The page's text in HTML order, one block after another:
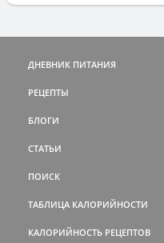
ДНЕВНИК ПИТАНИЯ
РЕЦЕПТЫ
БЛОГИ
СТАТЬИ
ПОИСК
ТАБЛИЦА КАЛОРИЙНОСТИ
КАЛОРИЙНОСТЬ РЕЦЕПТОВ